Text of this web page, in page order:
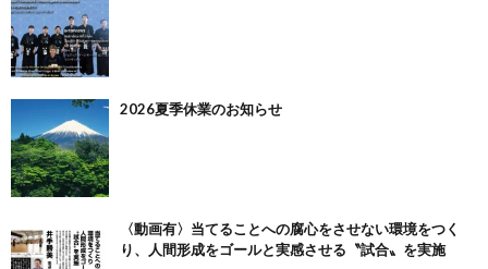
2026夏季休業のお知らせ
〈動画有〉当てることへの腐心をさせない環境をつく
り、人間形成をゴールと実感させる〝試合〟を実施